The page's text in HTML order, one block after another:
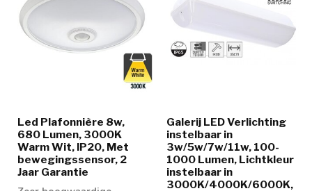
Led Plafonnière 8w,
680 Lumen, 3000K
Warm Wit, IP20, Met
bewegingssensor, 2
Jaar Garantie
Galerij LED Verlichting
instelbaar in
3w/5w/7w/11w, 100-
1000 Lumen, Lichtkleur
instelbaar in
3000K/4000K/6000K,